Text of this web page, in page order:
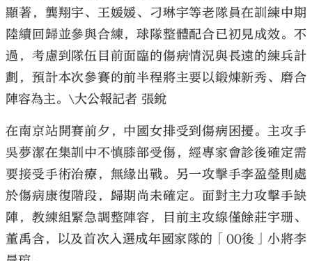
顯著，龔翔宇、王媛媛、刁琳宇等老隊員在訓練中期
陸續回歸並參與合練，球隊整體配合已初見成效。不
過，考慮到隊伍目前面臨的傷病情況與長遠的練兵計
劃，預計本次參賽的前半程將主要以鍛煉新秀、磨合
陣容為主。\大公報記者 張銳
在南京站開賽前夕，中國女排受到傷病困擾。主攻手
吳夢潔在集訓中不慎膝部受傷，經專家會診後確定需
要接受手術治療，無緣出戰。另一攻擊手李盈瑩則處
於傷病康復階段，歸期尚未確定。面對主力攻擊手缺
陣，教練組緊急調整陣容，目前主攻線僅餘莊宇珊、
董禹含，以及首次入選成年國家隊的「00後」小將李